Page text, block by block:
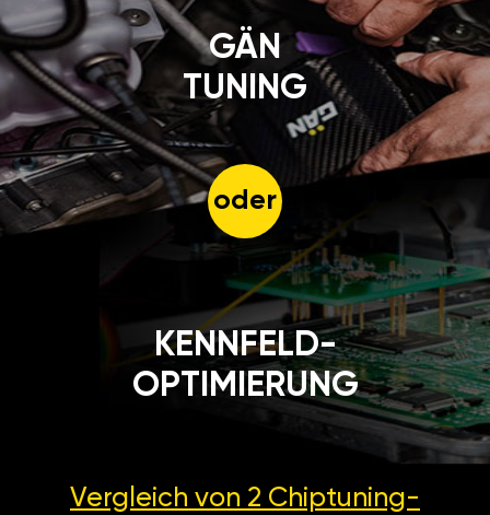
GÄN
TUNING
oder
KENNFELD-
OPTIMIERUNG
Vergleich von 2 Chiptuning-